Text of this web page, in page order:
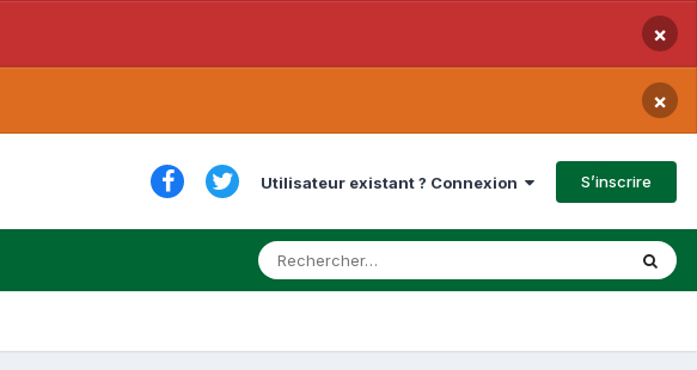
×
×
Utilisateur existant ? Connexion S’inscrire